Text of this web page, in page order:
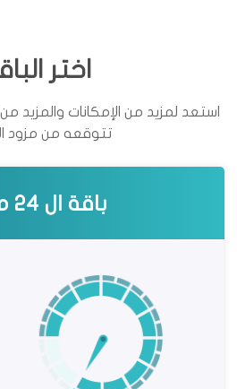
اختر
استعد لمزيد من الإمكانات والمزيد
تتوقعه من مزود
2
mb/s